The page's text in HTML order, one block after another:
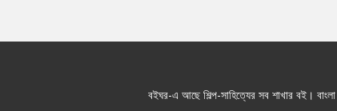
বইঘর-এ আছে শিল্প-সাহিত্যের সব শাখার বই।